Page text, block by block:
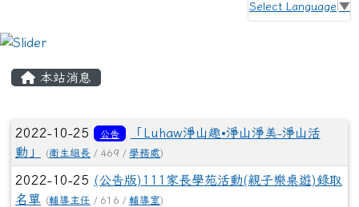
Select Language ▼
本站消息
文章列表
2022-10-25 公告
「Luhaw淨山趣•淨山淨美-淨山活
動」
(衛生組長 / 469 / 學務處)
2022-10-25 (公告版)111家長學苑活動(親子樂桌遊)錄取
名單 (輔導主任 / 616 / 輔導室)